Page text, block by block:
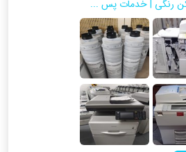
رنگي | خدمات پس ...